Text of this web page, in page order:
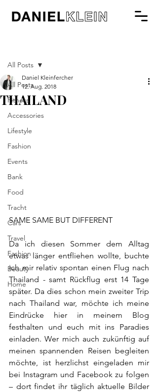
All Posts
Fitness
Accessories
Lifestyle
Fashion
Events
Bank
Food
Tracht
Cars
Travel
Fashion
Beauty
Home
All Posts
THAILAND
Daniel Kleinfercher
12. Aug. 2018
SAME SAME BUT DIFFERENT
Da ich diesen Sommer dem Alltag
etwas länger entfliehen wollte, buchte
ich mir relativ spontan einen Flug nach
Thailand - samt Rückflug erst 14 Tage
später. Da dies schon mein zweiter Trip
nach Thailand war, möchte ich meine
Eindrücke hier in meinem Blog
festhalten und euch mit ins Paradies
einladen. Wer mich auch zukünftig auf
meinen spannenden Reisen begleiten
möchte, ist herzlichst eingeladen mir
bei Instagram und Facebook zu folgen
– dort findet ihr täglich aktuelle Bilder